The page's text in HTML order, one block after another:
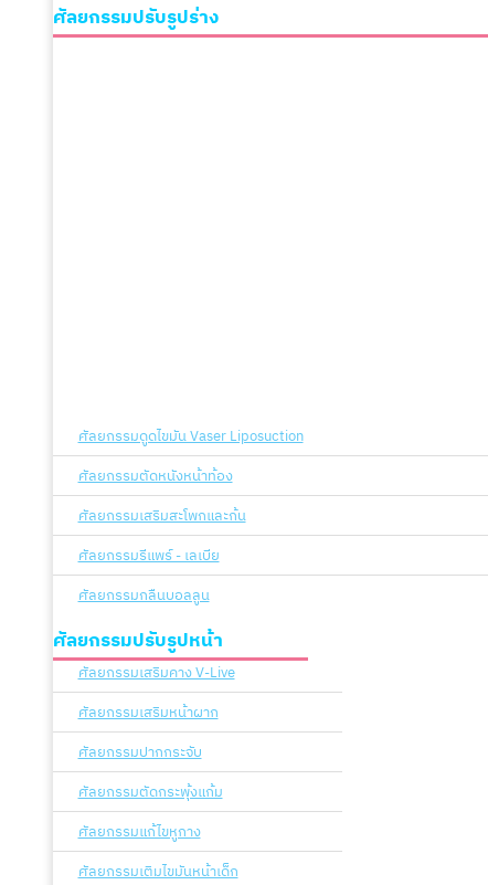
ศัลยกรรมปรับรูปร่าง
ศัลยกรรมดูดไขมัน Vaser Liposuction
ศัลยกรรมตัดหนังหน้าท้อง
ศัลยกรรมเสริมสะโพกและก้น
ศัลยกรรมรีแพร์ - เลเบีย
ศัลยกรรมกลืนบอลลูน
ศัลยกรรมปรับรูปหน้า
ศัลยกรรมเสริมคาง V-Live
ศัลยกรรมเสริมหน้าผาก
ศัลยกรรมปากกระจับ
ศัลยกรรมตัดกระพุ้งแก้ม
ศัลยกรรมแก้ไขหูกาง
ศัลยกรรมเติมไขมันหน้าเด็ก